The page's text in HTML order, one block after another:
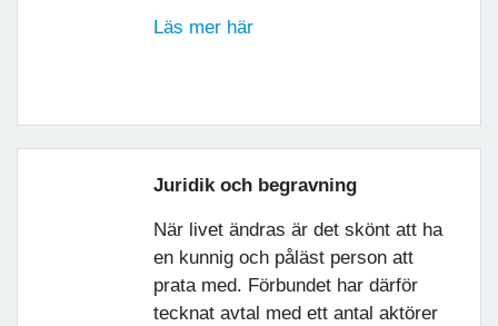
Läs mer här
Juridik och begravning
När livet ändras är det skönt att ha
en kunnig och påläst person att
prata med. Förbundet har därför
tecknat avtal med ett antal aktörer